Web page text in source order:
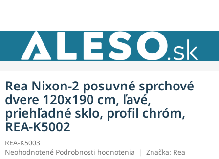
Rea Nixon-2 posuvné sprchové
dvere 120x190 cm, ľavé,
priehľadné sklo, profil chróm,
REA-K5002
REA-K5003
Priemerné
Neohodnotené Podrobnosti hodnotenia Značka: Rea